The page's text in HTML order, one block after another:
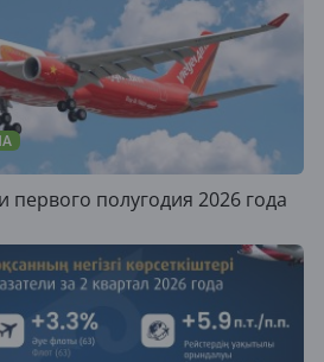
первого полугодия 2026 года